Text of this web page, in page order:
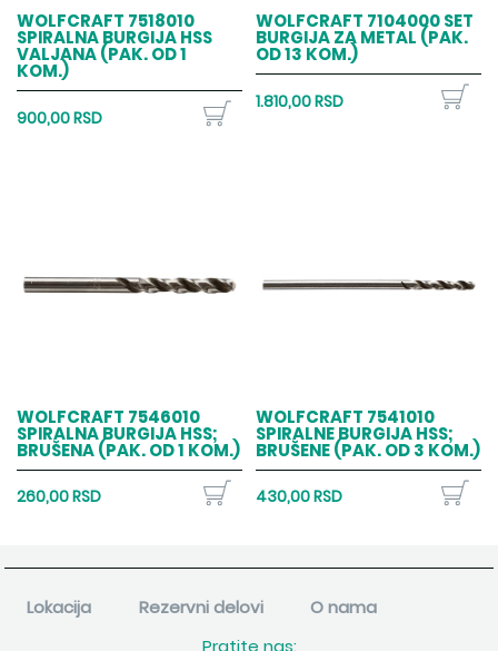
WOLFCRAFT 7518010
SPIRALNA BURGIJA HSS
VALJANA (PAK. OD 1
KOM.)
900,00 RSD
WOLFCRAFT 7104000 SET
BURGIJA ZA METAL (PAK.
OD 13 KOM.)
1.810,00 RSD
WOLFCRAFT 7546010
SPIRALNA BURGIJA HSS;
BRUŠENA (PAK. OD 1 KOM.)
260,00 RSD
WOLFCRAFT 7541010
SPIRALNE BURGIJA HSS;
BRUŠENE (PAK. OD 3 KOM.)
430,00 RSD
Lokacija Rezervni delovi
O nama
Pratite nas: